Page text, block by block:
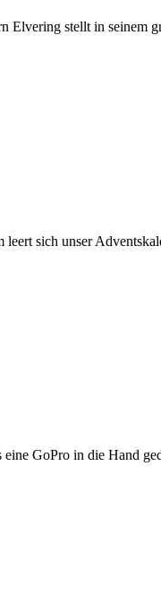
stellt in seinem
leert sich unser
GoPro in die Hand